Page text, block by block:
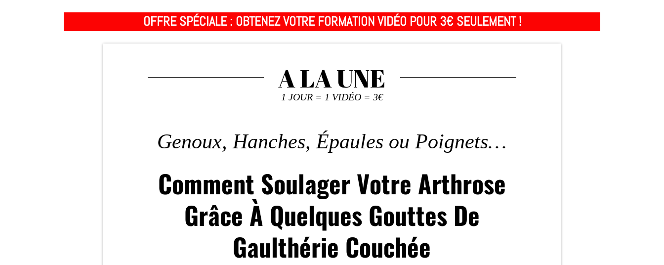
OFFRE SPÉCIALE : OBTENEZ VOTRE FORMATION VIDÉO POUR 3€ SEULEMENT !
A LA UNE
1 JOUR = 1 VIDÉO = 3€
Genoux, Hanches, Épaules ou Poignets…
Comment Soulager Votre Arthrose
Grâce À Quelques Gouttes De
Gaulthérie Couchée